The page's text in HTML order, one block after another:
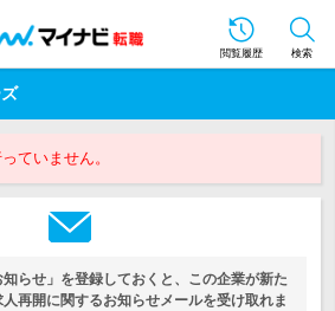
閲覧履歴 検索
ていません。
らせ」を登録しておくと、この企業が新た
再開に関するお知らせメールを受け取れま